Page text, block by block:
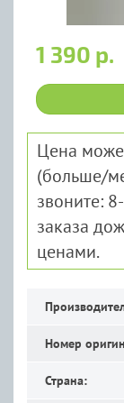
1 390 р.
Цена
(больше/
звоните:
заказа
ценами.
Номер
Страна: